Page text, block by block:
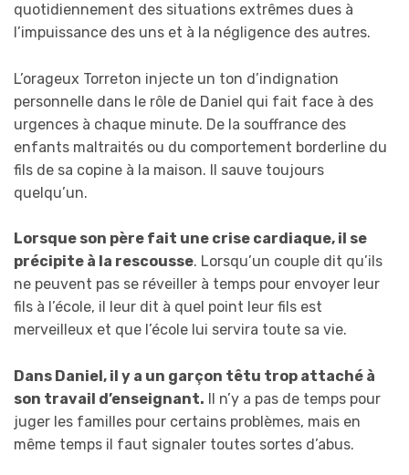
quotidiennement des situations extrêmes dues à
l’impuissance des uns et à la négligence des autres.
L’orageux Torreton injecte un ton d’indignation
personnelle dans le rôle de Daniel qui fait face à des
urgences à chaque minute. De la souffrance des
enfants maltraités ou du comportement borderline du
fils de sa copine à la maison. Il sauve toujours
quelqu’un.
Lorsque son père fait une crise cardiaque, il se
précipite à la rescousse. Lorsqu’un couple dit qu’ils
ne peuvent pas se réveiller à temps pour envoyer leur
fils à l’école, il leur dit à quel point leur fils est
merveilleux et que l’école lui servira toute sa vie.
Dans Daniel, il y a un garçon têtu trop attaché à
son travail d’enseignant. Il n’y a pas de temps pour
juger les familles pour certains problèmes, mais en
même temps il faut signaler toutes sortes d’abus.